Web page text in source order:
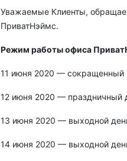
Уважаемые Клиенты,
ПриватНэймс.
Режим работы офиса
11 июня 2020 — сокращенный
12 июня 2020 — праздничный
13 июня 2020 — выходной
14 июня 2020 — выходной